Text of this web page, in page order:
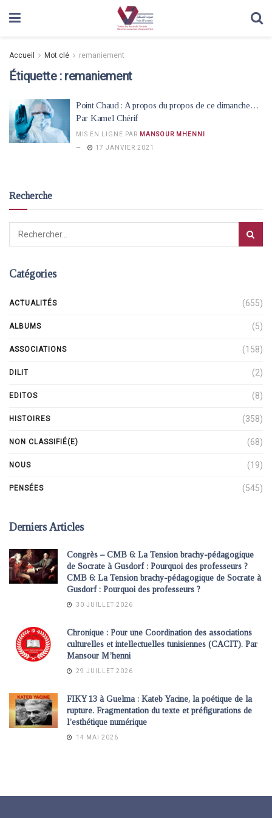
Accueil Mot clé remaniement
Étiquette : remaniement
Point Chaud : A propos du propos de ce dimanche…
Par Kamel Chérif
MIS EN LIGNE PAR MANSOUR MHENNI
17 JANVIER 2021
Recherche
Catégories
ACTUALITÉS (655)
ALBUMS (5)
ASSOCIATIONS (158)
DILIT (2)
EDITOS (8)
HISTOIRES (358)
NON CLASSIFIÉ(E) (68)
NOUS (19)
PENSÉES (545)
Derniers Articles
Congrès – CMB 6: La Tension brachy-pédagogique
de Socrate à Gusdorf : Pourquoi des professeurs ?
CMB 6: La Tension brachy-pédagogique de Socrate à
Gusdorf : Pourquoi des professeurs ?
30 JUILLET 2026
Chronique : Pour une Coordination des associations
culturelles et intellectuelles tunisiennes (CACIT). Par
Mansour M’henni
29 JUILLET 2026
FIKY 13 à Guelma : Kateb Yacine, la poétique de la
rupture. Fragmentation du texte et préfigurations de
l’esthétique numérique
14 MAI 2026